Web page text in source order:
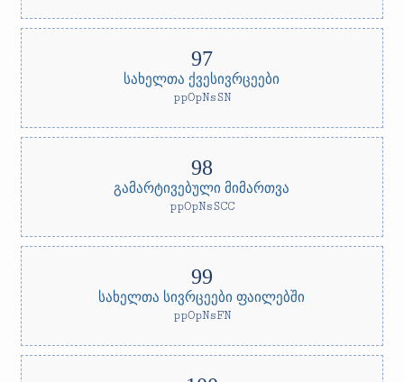
სახელთა ქვესივრცეები
ppOpNsSN
გამარტივებული მიმართვა
ppOpNsSCC
სახელთა სივრცეები ფაილებში
ppOpNsFN